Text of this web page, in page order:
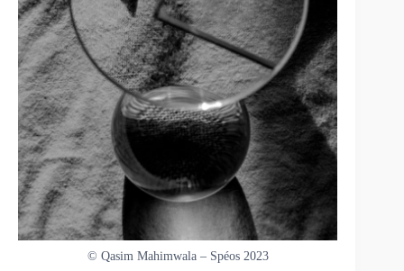
© Qasim Mahimwala – Spéos 2023